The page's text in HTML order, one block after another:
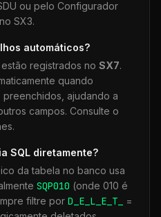
ou pelo Configurador
SX3.
automáticos?
estão registrados no SX7.
quando
ajudando a
campos. Consulte o
SQL diretamente?
da tabela no banco usa
SQP010 (onde 010 é
filtre por D_E_L_E_T_
=